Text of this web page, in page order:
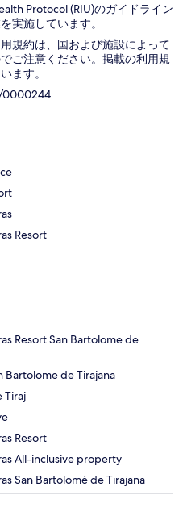
Protocol (RIU)のガイドライン
実施しています。
規約は、国および施設によって
ご注意ください。掲載の利用規
ます。
0000244
Resort
Resort San Bartolome de
Bartolome de Tirajana
Tiraj
Resort
All-inclusive property
San Bartolomé de Tirajana